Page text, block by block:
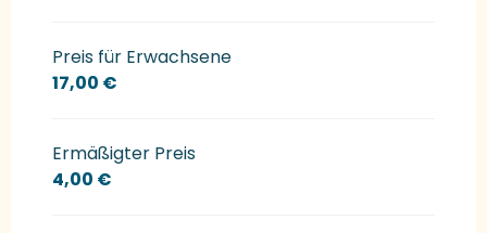
Preis für Erwachsene
17,00 €
Ermäßigter Preis
4,00 €